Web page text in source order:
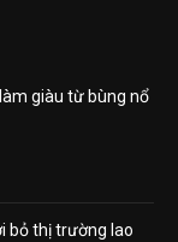
giàu từ bùng nổ
bỏ thị trường lao